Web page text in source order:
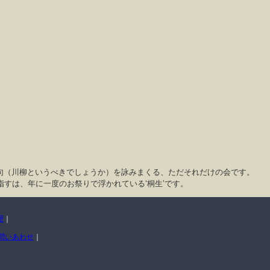
川柳というべきでしょうか）を詠みまくる、ただそれだけの会です。
、年に一度のお祭りで浮かれている‘桐生’です。
いあわせ｜